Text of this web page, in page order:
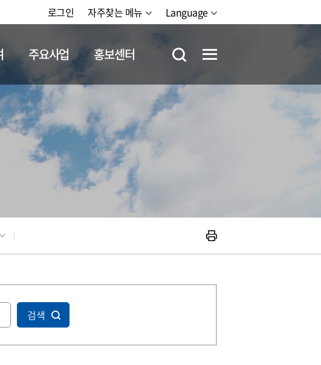
로그인 자주찾는 메뉴 Language
정보
주요사업 홍보센터
검색